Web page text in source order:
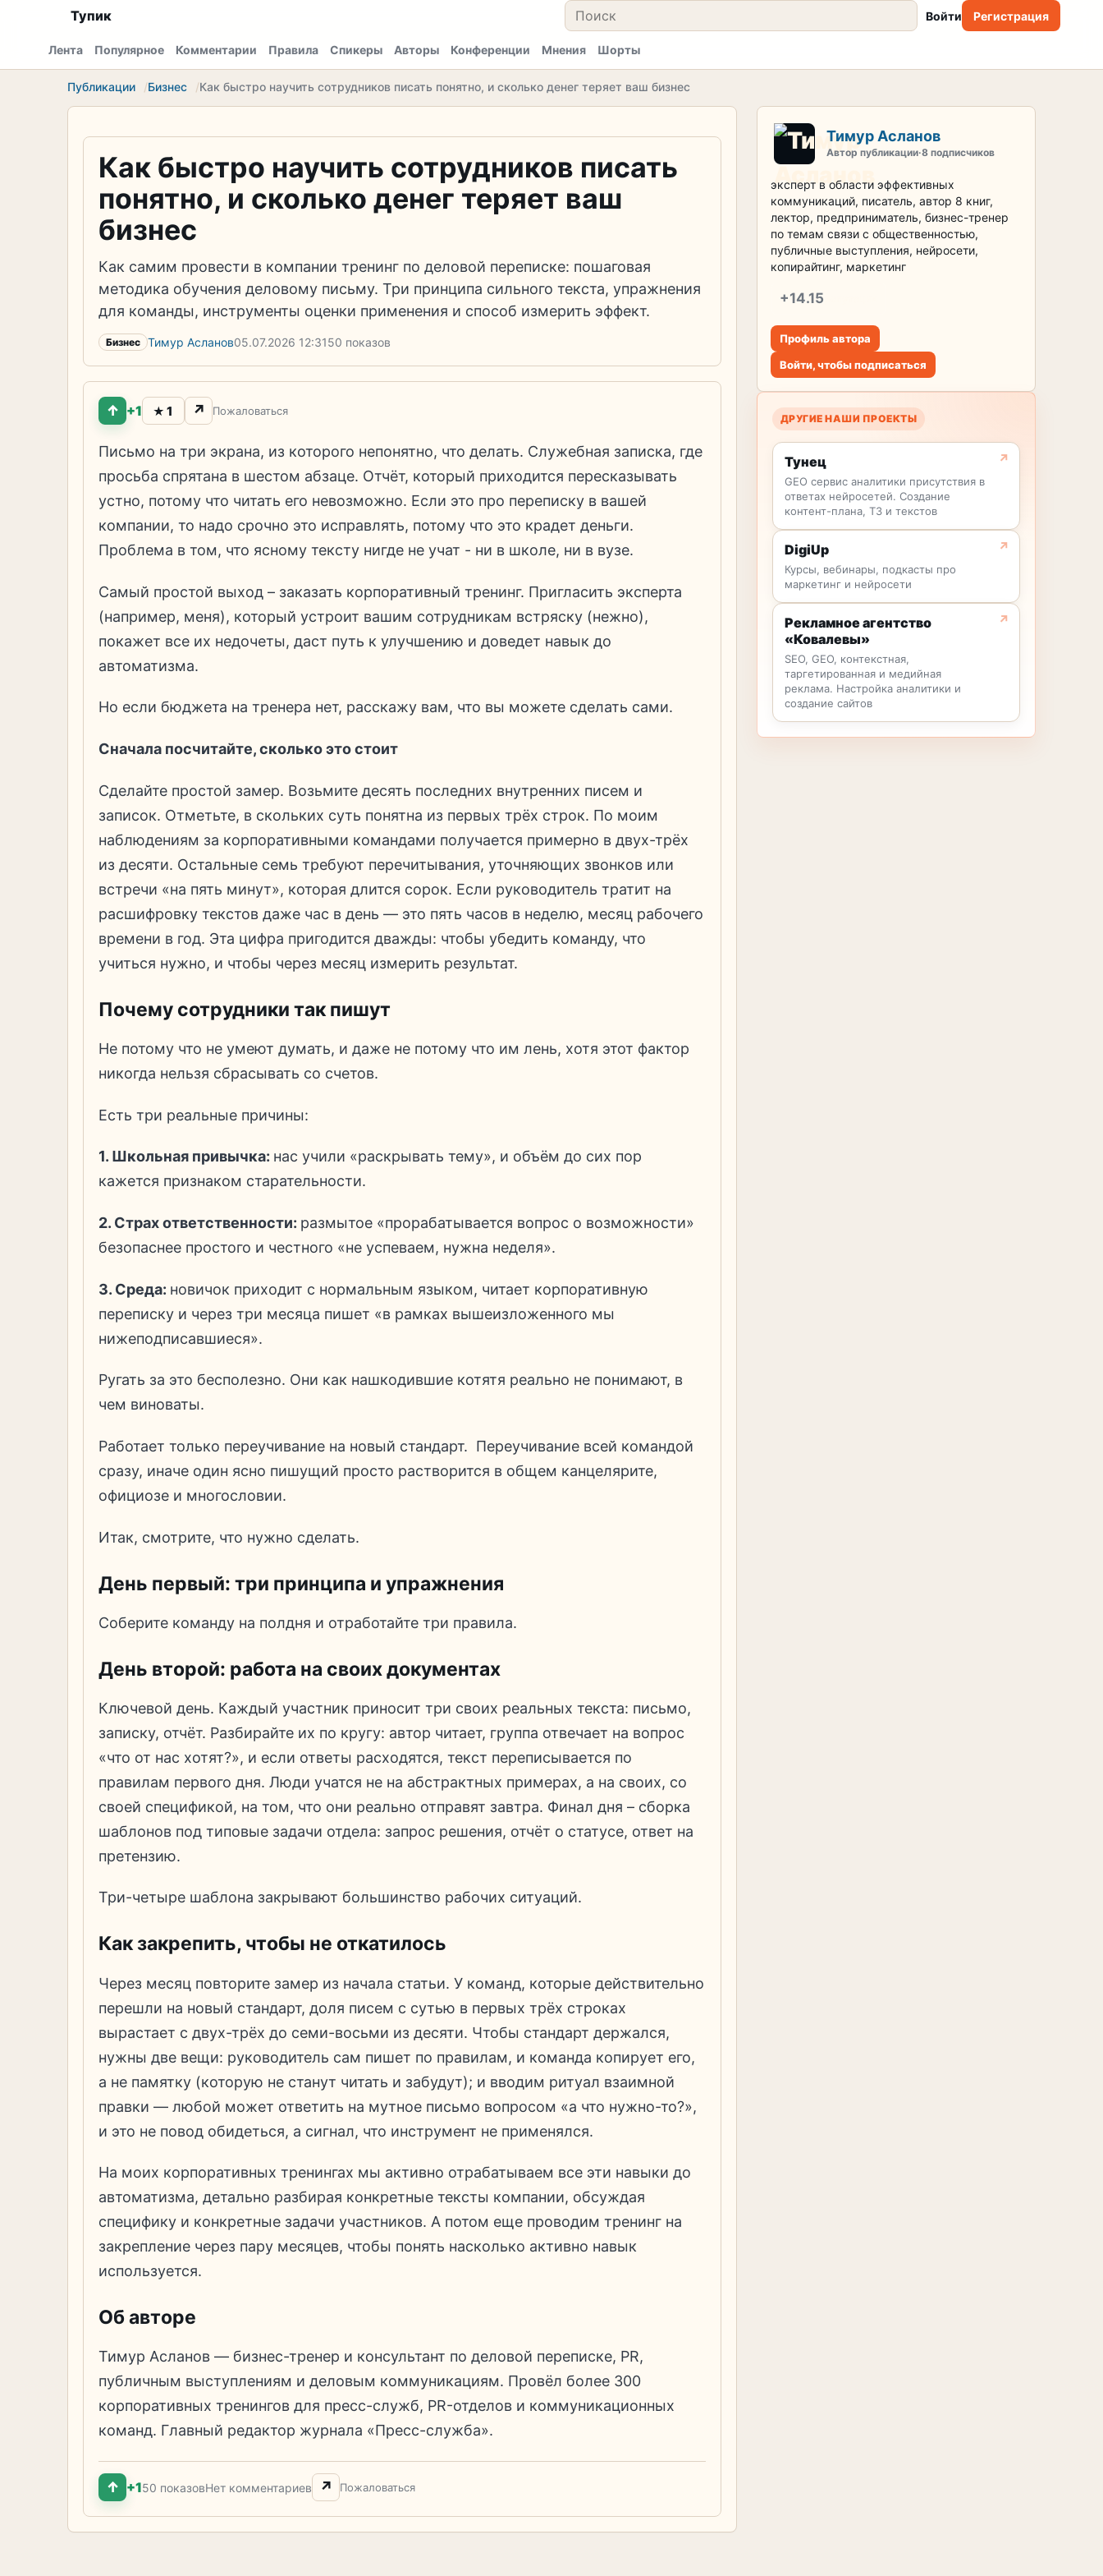
Тупик
Лента Популярное Комментарии Правила Спикеры Авторы Конференции Мнения Шорты
Войти Регистрация
Публикации Бизнес Как быстро научить сотрудников писать понятно, и сколько денег теряет ваш бизнес
Как быстро научить сотрудников писать
понятно, и сколько денег теряет ваш
бизнес
Как самим провести в компании тренинг по деловой переписке: пошаговая
методика обучения деловому письму. Три принципа сильного текста, упражнения
для команды, инструменты оценки применения и способ измерить эффект.
Бизнес Тимур Асланов05.07.2026 12:3150 показов
↑ +1 ★ 1 ↗ Пожаловаться
Письмо на три экрана, из которого непонятно, что делать. Служебная записка, где
просьба спрятана в шестом абзаце. Отчёт, который приходится пересказывать
устно, потому что читать его невозможно. Если это про переписку в вашей
компании, то надо срочно это исправлять, потому что это крадет деньги.
Проблема в том, что ясному тексту нигде не учат - ни в школе, ни в вузе.
Самый простой выход – заказать корпоративный тренинг. Пригласить эксперта
(например, меня), который устроит вашим сотрудникам встряску (нежно),
покажет все их недочеты, даст путь к улучшению и доведет навык до
автоматизма.
Но если бюджета на тренера нет, расскажу вам, что вы можете сделать сами.
Сначала посчитайте, сколько это стоит
Сделайте простой замер. Возьмите десять последних внутренних писем и
записок. Отметьте, в скольких суть понятна из первых трёх строк. По моим
наблюдениям за корпоративными командами получается примерно в двух-трёх
из десяти. Остальные семь требуют перечитывания, уточняющих звонков или
встречи «на пять минут», которая длится сорок. Если руководитель тратит на
расшифровку текстов даже час в день — это пять часов в неделю, месяц рабочего
времени в год. Эта цифра пригодится дважды: чтобы убедить команду, что
учиться нужно, и чтобы через месяц измерить результат.
Почему сотрудники так пишут
Не потому что не умеют думать, и даже не потому что им лень, хотя этот фактор
никогда нельзя сбрасывать со счетов.
Есть три реальные причины:
1. Школьная привычка: нас учили «раскрывать тему», и объём до сих пор
кажется признаком старательности.
2. Страх ответственности: размытое «прорабатывается вопрос о возможности»
безопаснее простого и честного «не успеваем, нужна неделя».
3. Среда: новичок приходит с нормальным языком, читает корпоративную
переписку и через три месяца пишет «в рамках вышеизложенного мы
нижеподписавшиеся».
Ругать за это бесполезно. Они как нашкодившие котятя реально не понимают, в
чем виноваты.
Работает только переучивание на новый стандарт. Переучивание всей командой
сразу, иначе один ясно пишущий просто растворится в общем канцелярите,
официозе и многословии.
Итак, смотрите, что нужно сделать.
День первый: три принципа и упражнения
Соберите команду на полдня и отработайте три правила.
День второй: работа на своих документах
Ключевой день. Каждый участник приносит три своих реальных текста: письмо,
записку, отчёт. Разбирайте их по кругу: автор читает, группа отвечает на вопрос
«что от нас хотят?», и если ответы расходятся, текст переписывается по
правилам первого дня. Люди учатся не на абстрактных примерах, а на своих, со
своей спецификой, на том, что они реально отправят завтра. Финал дня – сборка
шаблонов под типовые задачи отдела: запрос решения, отчёт о статусе, ответ на
претензию.
Три-четыре шаблона закрывают большинство рабочих ситуаций.
Как закрепить, чтобы не откатилось
Через месяц повторите замер из начала статьи. У команд, которые действительно
перешли на новый стандарт, доля писем с сутью в первых трёх строках
вырастает с двух-трёх до семи-восьми из десяти. Чтобы стандарт держался,
нужны две вещи: руководитель сам пишет по правилам, и команда копирует его,
а не памятку (которую не станут читать и забудут); и вводим ритуал взаимной
правки — любой может ответить на мутное письмо вопросом «а что нужно-то?»,
и это не повод обидеться, а сигнал, что инструмент не применялся.
На моих корпоративных тренингах мы активно отрабатываем все эти навыки до
автоматизма, детально разбирая конкретные тексты компании, обсуждая
специфику и конкретные задачи участников. А потом еще проводим тренинг на
закрепление через пару месяцев, чтобы понять насколько активно навык
используется.
Об авторе
Тимур Асланов — бизнес-тренер и консультант по деловой переписке, PR,
публичным выступлениям и деловым коммуникациям. Провёл более 300
корпоративных тренингов для пресс-служб, PR-отделов и коммуникационных
команд. Главный редактор журнала «Пресс-служба».
↑ +150 показовНет комментариев ↗ Пожаловаться
Тимур Асланов
Автор публикации·8 подписчиков
эксперт в области эффективных
коммуникаций, писатель, автор 8 книг,
лектор, предприниматель, бизнес-тренер
по темам связи с общественностью,
публичные выступления, нейросети,
копирайтинг, маркетинг
+14.15
Профиль автора
Войти, чтобы подписаться
ДРУГИЕ НАШИ ПРОЕКТЫ
Тунец
GEO сервис аналитики присутствия в
ответах нейросетей. Создание
контент-плана, ТЗ и текстов
DigiUp
Курсы, вебинары, подкасты про
маркетинг и нейросети
Рекламное агентство
«Ковалевы»
SEO, GEO, контекстная,
таргетированная и медийная
реклама. Настройка аналитики и
создание сайтов